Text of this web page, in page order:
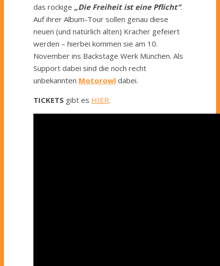
das rockige „Die Freiheit ist eine Pflicht“.
Auf ihrer Album-Tour sollen genau diese
neuen (und natürlich alten) Kracher gefeiert
werden – hierbei kommen sie am 10.
November ins Backstage Werk München. Als
Support dabei sind die noch recht
unbekannten Motorowl dabei.
TICKETS gibt es HIER.